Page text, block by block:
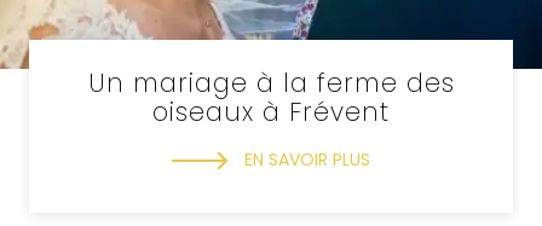
Un mariage à la ferme des
oiseaux à Frévent
EN SAVOIR PLUS